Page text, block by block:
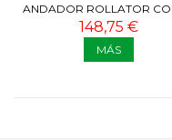
ANDADOR ROLLATOR
148,75 €
MÁS